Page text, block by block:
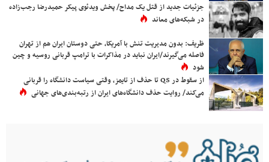
جزئیات جدید از قتل یک مداح/ پخش ویدئوی پیکر حمیدرضا رجب‌زاده
در شبکه‌های معاند
ظریف: بدون مدیریت تنش با آمریکا، حتی دوستان ایران هم از تهران
فاصله می‌گیرند/ایران نباید در مذاکرات با ترامپ قربانی روسیه و چین
شود
از سقوط در QS تا حذف از تایمز، وقتی سیاست دانشگاه را قربانی
می‌کند/ روایت حذف دانشگاه‌های ایران از رتبه‌بندی‌های جهانی